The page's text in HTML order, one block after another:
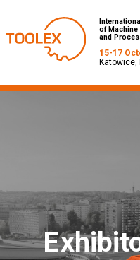
of
and
15-17
Katowice,
E